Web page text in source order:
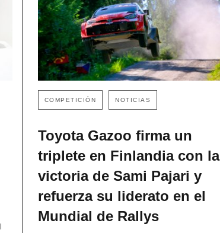
COMPETICIÓN NOTICIAS
Toyota Gazoo firma un
triplete en Finlandia con la
victoria de Sami Pajari y
refuerza su liderato en el
Mundial de Rallys